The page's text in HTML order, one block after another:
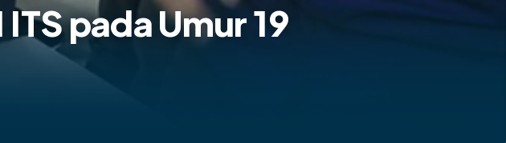
pada Umur 19